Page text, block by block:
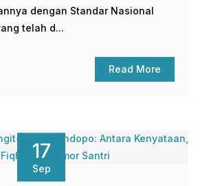
dengan Standar Nasional
telah d...
Read More
17
Sep